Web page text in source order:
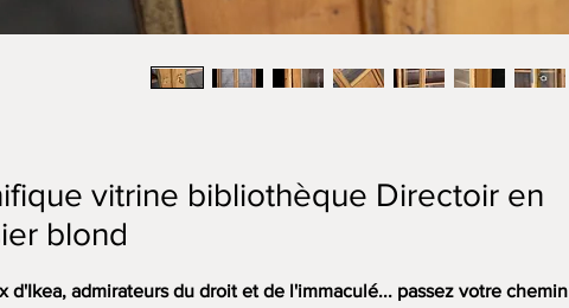
vitrine bibliothèque Directoir en
blond
d'Ikea, admirateurs du droit et de l'immaculé... passez votre chemin